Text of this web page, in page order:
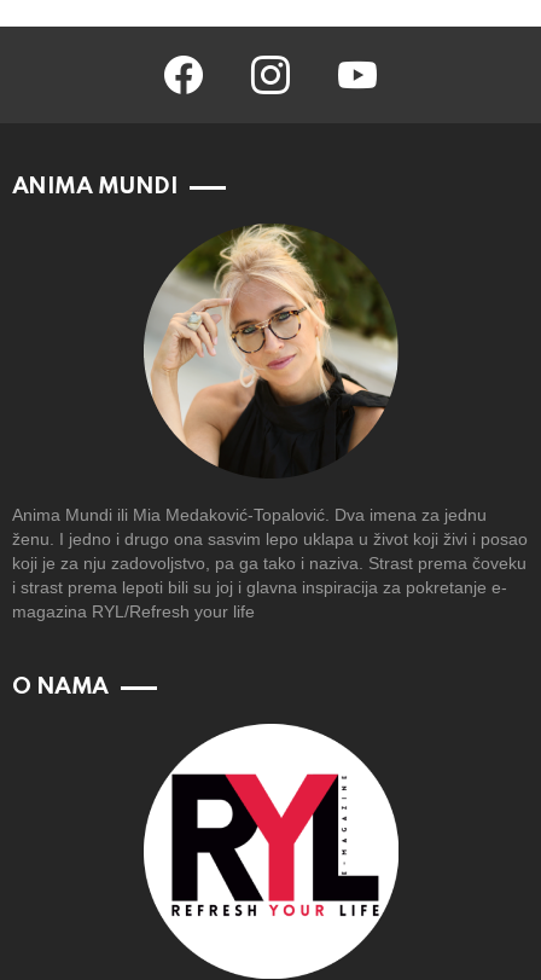
facebook instagram
ANIMA MUNDI
Anima Mundi ili Mia Medaković-Topalović. Dva imena za jednu
ženu. I jedno i drugo ona sasvim lepo uklapa u život koji živi i posao
koji je za nju zadovoljstvo, pa ga tako i naziva. Strast prema čoveku
i strast prema lepoti bili su joj i glavna inspiracija za pokretanje e-
magazina RYL/Refresh your life
O NAMA